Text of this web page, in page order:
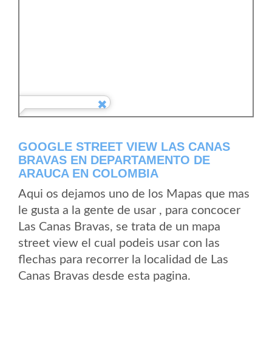
GOOGLE STREET VIEW LAS CANAS
BRAVAS EN DEPARTAMENTO DE
ARAUCA EN COLOMBIA
Aqui os dejamos uno de los Mapas que mas
le gusta a la gente de usar , para concocer
Las Canas Bravas, se trata de un mapa
street view el cual podeis usar con las
flechas para recorrer la localidad de Las
Canas Bravas desde esta pagina.